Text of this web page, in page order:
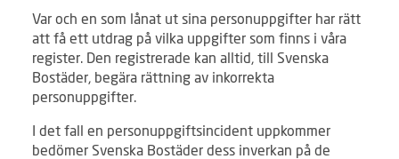
Var och en som lånat ut sina personuppgifter har rätt
att få ett utdrag på vilka uppgifter som finns i våra
register. Den registrerade kan alltid, till Svenska
Bostäder, begära rättning av inkorrekta
personuppgifter.
I det fall en personuppgiftsincident uppkommer
bedömer Svenska Bostäder dess inverkan på de